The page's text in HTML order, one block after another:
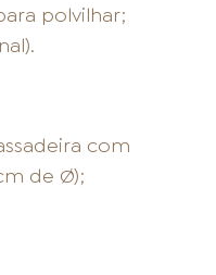
polvilhar;
com
de Ø);